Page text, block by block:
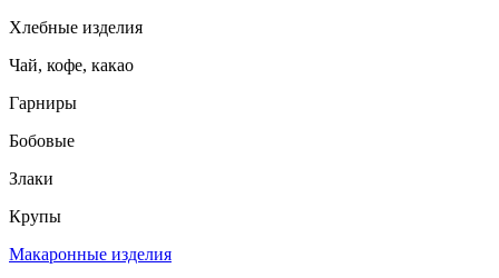
Хлебные изделия
Чай, кофе, какао
Гарниры
Бобовые
Злаки
Крупы
Макаронные изделия